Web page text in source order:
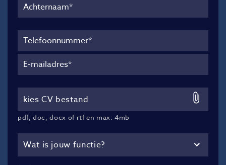
kies CV bestand
pdf, doc, docx of rtf en max. 4mb
Wat is jouw functie?